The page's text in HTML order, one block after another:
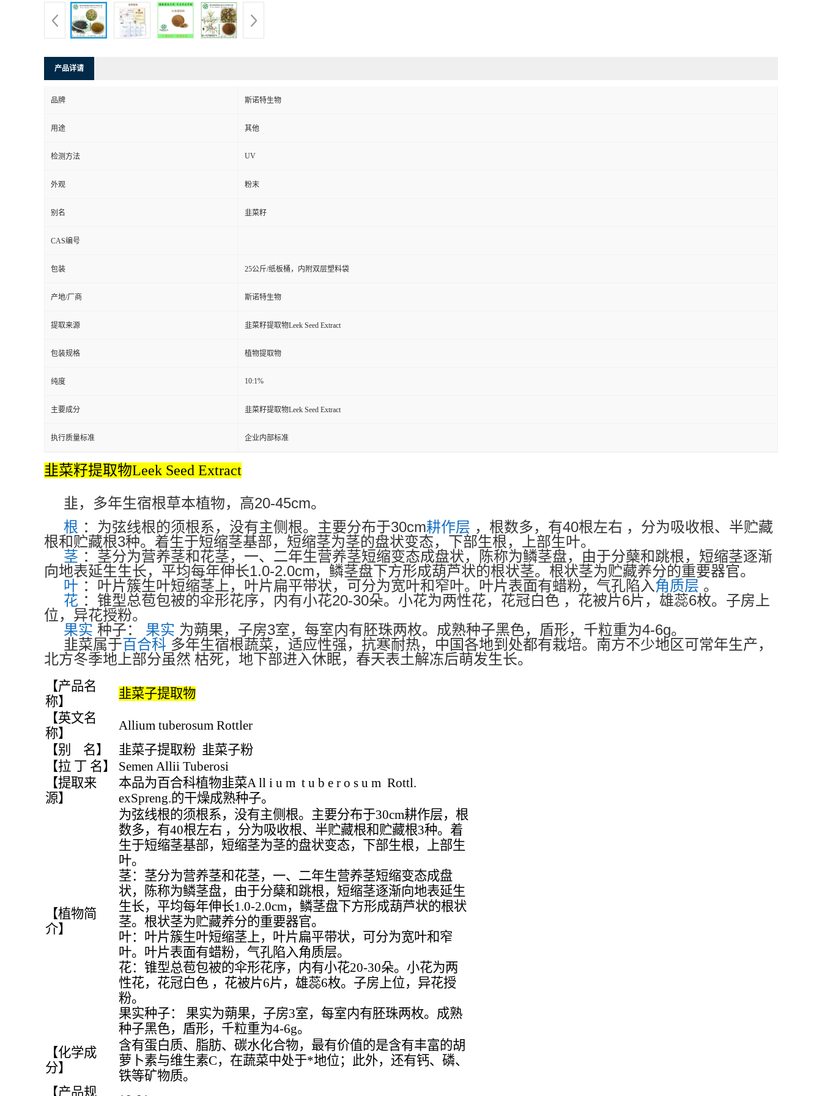
产品详请
品牌 斯诺特生物
用途 其他
检测方法 UV
外观 粉末
别名 韭菜籽
CAS编号
包装 25公斤/纸板桶，内附双层塑料袋
产地/厂商 斯诺特生物
提取来源 韭菜籽提取物Leek Seed Extract
包装规格 植物提取物
纯度 10:1%
主要成分 韭菜籽提取物Leek Seed Extract
执行质量标准 企业内部标准
韭菜籽提取物Leek Seed Extract
韭，多年生宿根草本植物，高20-45cm。
根 ：为弦线根的须根系，没有主侧根。主要分布于30cm耕作层 ，根数多，有40根左右 ，分为吸收根、半贮藏
根和贮藏根3种。着生于短缩茎基部，短缩茎为茎的盘状变态，下部生根，上部生叶。
茎 ：茎分为营养茎和花茎，一、二年生营养茎短缩变态成盘状，陈称为鳞茎盘，由于分蘖和跳根，短缩茎逐渐
向地表延生生长，平均每年伸长1.0-2.0cm，鳞茎盘下方形成葫芦状的根状茎。根状茎为贮藏养分的重要器官。
叶 ：叶片簇生叶短缩茎上，叶片扁平带状，可分为宽叶和窄叶。叶片表面有蜡粉，气孔陷入角质层 。
花 ：锥型总苞包被的伞形花序，内有小花20-30朵。小花为两性花，花冠白色 ，花被片6片，雄蕊6枚。子房上
位，异花授粉。
果实 种子： 果实 为蒴果，子房3室，每室内有胚珠两枚。成熟种子黑色，盾形，千粒重为4-6g。
韭菜属于百合科 多年生宿根蔬菜，适应性强，抗寒耐热，中国各地到处都有栽培。南方不少地区可常年生产，
北方冬季地上部分虽然 枯死，地下部进入休眠，春天表土解冻后萌发生长。
【产品名
称】
韭菜子提取物
【英文名
称】
Allium tuberosum Rottler
【别 名】
韭菜子提取粉 韭菜子粉
【拉 丁 名】
Semen Allii Tuberosi
【提取来
源】
本品为百合科植物韭菜A ll i u m t u b e r o s u m Rottl.
exSpreng.的干燥成熟种子。
【植物简
介】
为弦线根的须根系，没有主侧根。主要分布于30cm耕作层，根
数多，有40根左右 ，分为吸收根、半贮藏根和贮藏根3种。着
生于短缩茎基部，短缩茎为茎的盘状变态，下部生根，上部生
叶。
茎：茎分为营养茎和花茎，一、二年生营养茎短缩变态成盘
状，陈称为鳞茎盘，由于分蘖和跳根，短缩茎逐渐向地表延生
生长，平均每年伸长1.0-2.0cm，鳞茎盘下方形成葫芦状的根状
茎。根状茎为贮藏养分的重要器官。
叶：叶片簇生叶短缩茎上，叶片扁平带状，可分为宽叶和窄
叶。叶片表面有蜡粉，气孔陷入角质层。
花：锥型总苞包被的伞形花序，内有小花20-30朵。小花为两
性花，花冠白色 ，花被片6片，雄蕊6枚。子房上位，异花授
粉。
果实种子： 果实为蒴果，子房3室，每室内有胚珠两枚。成熟
种子黑色，盾形，千粒重为4-6g。
【化学成
分】
含有蛋白质、脂肪、碳水化合物，最有价值的是含有丰富的胡
萝卜素与维生素C，在蔬菜中处于*地位；此外，还有钙、磷、
铁等矿物质。
【产品规